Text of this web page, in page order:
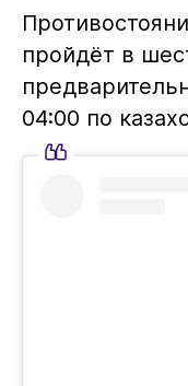
пройдёт в
04:00 по